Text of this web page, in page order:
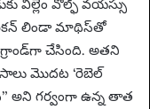
విల్లెం వోల్ఫ్ వయస్సు
లిండా మాథిస్‌తో
గ్రాండ్‌గా చేసింది. అతని
మొదట ‘రెబెల్
అని గర్వంగా ఉన్న తాత